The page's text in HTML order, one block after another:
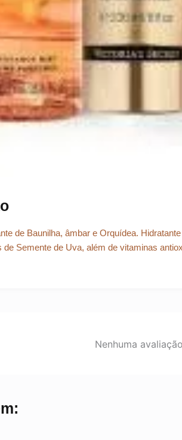
de Baunilha, âmbar e Orquídea.
de Semente de Uva, além de vitaminas
Nenhuma